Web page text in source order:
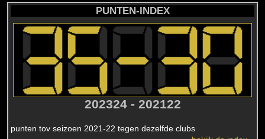
PUNTEN-INDEX
202324 - 202122
punten tov seizoen 2021-22 tegen dezelfde clubs